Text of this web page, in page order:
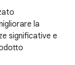
la
significative e